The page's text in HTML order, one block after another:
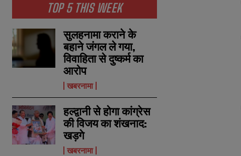
TOP 5 THIS WEEK
सुलहनामा कराने के
बहाने जंगल ले गया,
विवाहिता से दुष्कर्म का
आरोप
खबरनामा
हल्द्वानी से होगा कांग्रेस
की विजय का शंखनाद:
खड़गे
खबरनामा